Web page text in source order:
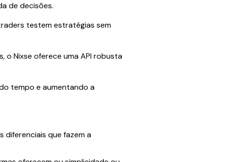
de decisões.
testem estratégias sem
o Nixse oferece uma API robusta
tempo e aumentando a
diferenciais que fazem a